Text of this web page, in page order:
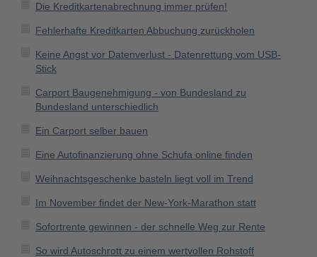
Die Kreditkartenabrechnung immer prüfen!
Fehlerhafte Kreditkarten Abbuchung zurückholen
Keine Angst vor Datenverlust - Datenrettung vom USB-
Stick
Carport Baugenehmigung - von Bundesland zu
Bundesland unterschiedlich
Ein Carport selber bauen
Eine Autofinanzierung ohne Schufa online finden
Weihnachtsgeschenke basteln liegt voll im Trend
Im November findet der New-York-Marathon statt
Sofortrente gewinnen - der schnelle Weg zur Rente
So wird Autoschrott zu einem wertvollen Rohstoff